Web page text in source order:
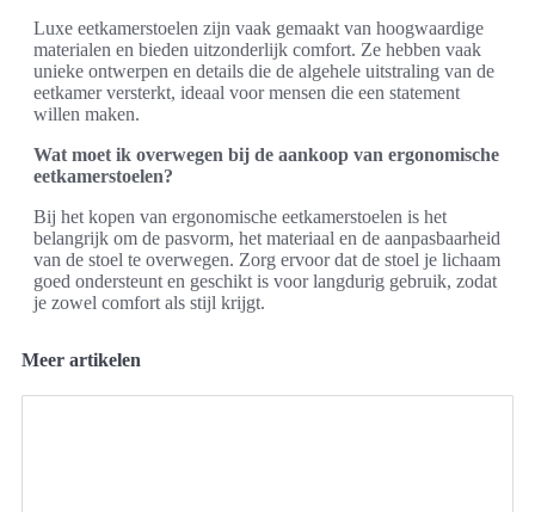
Luxe eetkamerstoelen zijn vaak gemaakt van hoogwaardige
materialen en bieden uitzonderlijk comfort. Ze hebben vaak
unieke ontwerpen en details die de algehele uitstraling van de
eetkamer versterkt, ideaal voor mensen die een statement
willen maken.
Wat moet ik overwegen bij de aankoop van ergonomische
eetkamerstoelen?
Bij het kopen van ergonomische eetkamerstoelen is het
belangrijk om de pasvorm, het materiaal en de aanpasbaarheid
van de stoel te overwegen. Zorg ervoor dat de stoel je lichaam
goed ondersteunt en geschikt is voor langdurig gebruik, zodat
je zowel comfort als stijl krijgt.
Meer artikelen